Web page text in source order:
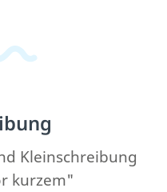
Kleinschreibung
kurzem"